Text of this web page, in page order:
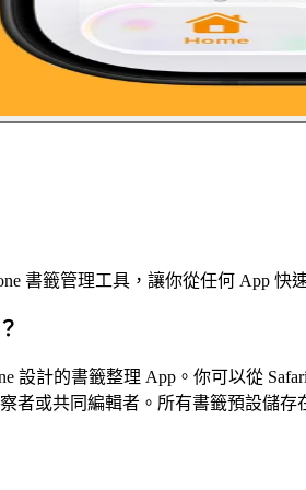
書籤管理工具，讓你從任何 App
設計的書籤整理 App。你可以從
者或共同編輯者。所有書籤預設儲存